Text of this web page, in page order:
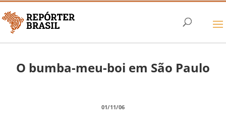
O bumba-meu-boi em São Paulo
01/11/06